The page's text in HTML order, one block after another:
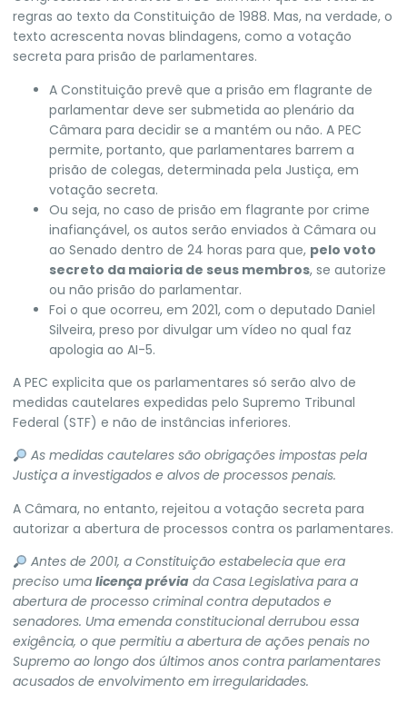
regras ao texto da Constituição de 1988. Mas, na verdade, o
texto acrescenta novas blindagens, como a votação
secreta para prisão de parlamentares.
A Constituição prevê que a prisão em flagrante de
parlamentar deve ser submetida ao plenário da
Câmara para decidir se a mantém ou não. A PEC
permite, portanto, que parlamentares barrem a
prisão de colegas, determinada pela Justiça, em
votação secreta.
Ou seja, no caso de prisão em flagrante por crime
inafiançável, os autos serão enviados à Câmara ou
ao Senado dentro de 24 horas para que, pelo voto
secreto da maioria de seus membros, se autorize
ou não prisão do parlamentar.
Foi o que ocorreu, em 2021, com o deputado Daniel
Silveira, preso por divulgar um vídeo no qual faz
apologia ao AI-5.
A PEC explicita que os parlamentares só serão alvo de
medidas cautelares expedidas pelo Supremo Tribunal
Federal (STF) e não de instâncias inferiores.
As medidas cautelares são obrigações impostas pela
Justiça a investigados e alvos de processos penais.
A Câmara, no entanto, rejeitou a votação secreta para
autorizar a abertura de processos contra os parlamentares.
Antes de 2001, a Constituição estabelecia que era
preciso uma licença prévia da Casa Legislativa para a
abertura de processo criminal contra deputados e
senadores. Uma emenda constitucional derrubou essa
exigência, o que permitiu a abertura de ações penais no
Supremo ao longo dos últimos anos contra parlamentares
acusados de envolvimento em irregularidades.